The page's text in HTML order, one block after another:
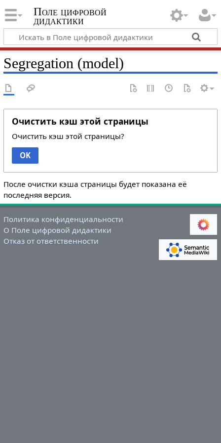
Поле цифровой
дидактики
Segregation (model)
Очистить кэш этой страницы
Очистить кэш этой страницы?
OK
После очистки кэша страницы будет показана её
последняя версия.
Политика конфиденциальности
О Поле цифровой дидактики
Отказ от ответственности